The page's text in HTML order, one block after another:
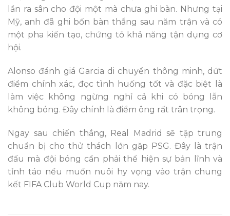
lần ra sân cho đội một mà chưa ghi bàn. Nhưng tại
Mỹ, anh đã ghi bốn bàn thắng sau năm trận và có
một pha kiến tạo, chứng tỏ khả năng tận dụng cơ
hội.
Alonso đánh giá Garcia di chuyển thông minh, dứt
điểm chính xác, đọc tình huống tốt và đặc biệt là
làm việc không ngừng nghỉ cả khi có bóng lẫn
không bóng. Đây chính là điểm ông rất trân trọng.
Ngay sau chiến thắng, Real Madrid sẽ tập trung
chuẩn bị cho thử thách lớn gặp PSG. Đây là trận
đấu mà đội bóng cần phải thể hiện sự bản lĩnh và
tỉnh táo nếu muốn nuôi hy vọng vào trận chung
kết FIFA Club World Cup năm nay.